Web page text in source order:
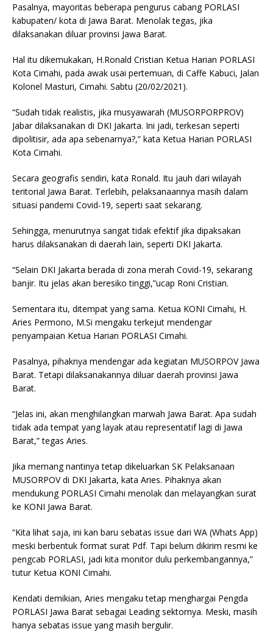
Pasalnya, mayoritas beberapa pengurus cabang PORLASI
kabupaten/ kota di Jawa Barat. Menolak tegas, jika
dilaksanakan diluar provinsi Jawa Barat.
Hal itu dikemukakan, H.Ronald Cristian Ketua Harian PORLASI
Kota Cimahi, pada awak usai pertemuan, di Caffe Kabuci, Jalan
Kolonel Masturi, Cimahi. Sabtu (20/02/2021).
“Sudah tidak realistis, jika musyawarah (MUSORPORPROV)
Jabar dilaksanakan di DKI Jakarta. Ini jadi, terkesan seperti
dipolitisir, ada apa sebenarnya?,” kata Ketua Harian PORLASI
Kota Cimahi.
Secara geografis sendiri, kata Ronald. Itu jauh dari wilayah
teritorial Jawa Barat. Terlebih, pelaksanaannya masih dalam
situasi pandemi Covid-19, seperti saat sekarang.
Sehingga, menurutnya sangat tidak efektif jika dipaksakan
harus dilaksanakan di daerah lain, seperti DKI Jakarta.
“Selain DKI Jakarta berada di zona merah Covid-19, sekarang
banjir. Itu jelas akan beresiko tinggi,”ucap Roni Cristian.
Sementara itu, ditempat yang sama. Ketua KONI Cimahi, H.
Aries Permono, M.Si mengaku terkejut mendengar
penyampaian Ketua Harian PORLASI Cimahi.
Pasalnya, pihaknya mendengar ada kegiatan MUSORPOV Jawa
Barat. Tetapi dilaksanakannya diluar daerah provinsi Jawa
Barat.
“Jelas ini, akan menghilangkan marwah Jawa Barat. Apa sudah
tidak ada tempat yang layak atau representatif lagi di Jawa
Barat,” tegas Aries.
Jika memang nantinya tetap dikeluarkan SK Pelaksanaan
MUSORPOV di DKI Jakarta, kata Aries. Pihaknya akan
mendukung PORLASI Cimahi menolak dan melayangkan surat
ke KONI Jawa Barat.
“Kita lihat saja, ini kan baru sebatas issue dari WA (Whats App)
meski berbentuk format surat Pdf. Tapi belum dikirim resmi ke
pengcab PORLASI, jadi kita monitor dulu perkembangannya,”
tutur Ketua KONI Cimahi.
Kendati demikian, Aries mengaku tetap menghargai Pengda
PORLASI Jawa Barat sebagai Leading sektornya. Meski, masih
hanya sebatas issue yang masih bergulir.